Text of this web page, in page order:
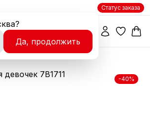
?
Да, продолжить
Статус заказа
-40%